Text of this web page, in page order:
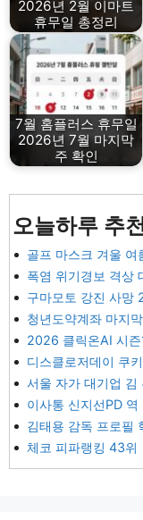
2026년 2월 이마트
휴무일 총정리
7월 홈플러스 휴무일
2026년 7월 마지막
주 확인
오늘하루 추
골프 마스크 겨울 여
폭염 위기경보 격상
구마모토 강진 사망
청년도약계좌 마지
2026 클릭온AI 시즌
디스클로저데이 쿠
서울 자가 대기업 김
이사통 신지선PD
김태용 감독 프로필
체코 피파랭킹 43위